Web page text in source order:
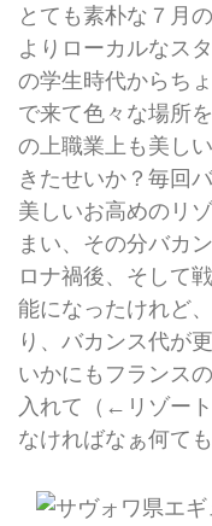
とても素朴な７月
よりローカルなス
の学生時代からち
で来て色々な場所
の上職業上も美し
きたせいか？毎回
美しいお高めのリ
まい、その分バカ
ロナ禍後、そして
能になったけれど
り、バカンス代が
いかにもフランス
入れて（←リゾー
なければなぁ何て